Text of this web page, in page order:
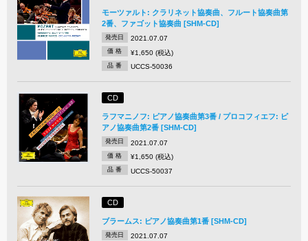
モーツァルト: クラリネット協奏曲、フルート協奏曲第
2番、ファゴット協奏曲 [SHM-CD]
発売日 2021.07.07
価 格 ¥1,650 (税込)
品 番 UCCS-50036
CD
ラフマニノフ: ピアノ協奏曲第3番 / プロコフィエフ: ピ
アノ協奏曲第2番 [SHM-CD]
発売日 2021.07.07
価 格 ¥1,650 (税込)
品 番 UCCS-50037
CD
ブラームス: ピアノ協奏曲第1番 [SHM-CD]
発売日 2021.07.07